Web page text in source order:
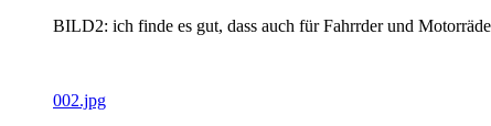
BILD2: ich finde es gut, dass auch für Fahrrder und
002.jpg